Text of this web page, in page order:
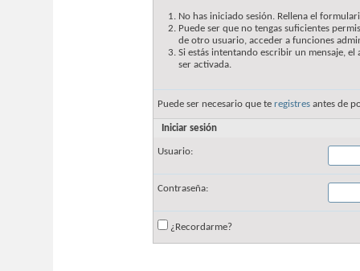
No has iniciado sesión. Rellena el
Puede ser que no tengas suficientes
de otro usuario, acceder a funciones
Si estás intentando escribir un mensaje,
ser activada.
Puede ser necesario que te registres antes de
Iniciar sesión
Usuario:
Contraseña:
¿Recordarme?